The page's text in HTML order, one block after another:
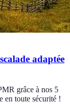
adaptée
grâce à nos 5
en toute sécurité !